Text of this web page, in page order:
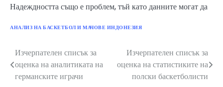
Надеждността също е проблем, тъй като данните могат да
АНАЛИЗ НА БАСКЕТБОЛ И МАЧОВЕ ИНДОНЕЗИЯ
Post
navigation
Изчерпателен списък за
оценка на аналитиката на
германските играчи
Изчерпателен списък за
оценка на статистиките на
полски баскетболисти